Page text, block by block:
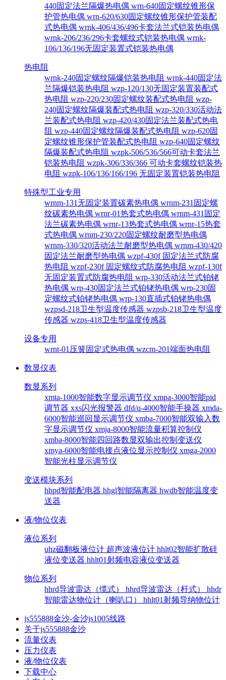
440固定法兰隔爆热电偶 wrn-640固定螺纹锥形保
护管热电偶 wrn-620/630固定螺纹锥形保护管装配
式热电偶 wrnk-406/436/496卡套法兰式铠装热电偶
wrnk-206/236/296卡套螺纹式铠装热电偶 wrnk-
106/136/196无固定装置式铠装热电偶
热电阻
wrnk-240固定螺纹隔爆铠装热电阻 wrnk-440固定法
兰隔爆铠装热电阻 wzp-120/130无固定装置装配式
热电阻 wzp-220/230固定螺纹装配式热电阻 wzp-
240固定螺纹隔爆装配式热电阻 wzp-320/330活动法
兰装配式热电阻 wzp-420/430固定法兰装配式热电
阻 wzp-440固定螺纹隔爆装配式热电阻 wzp-620固
定螺纹锥形保护管装配式热电阻 wzp-640固定螺纹
隔爆装配式热电阻 wzpk-506/536/566可动卡套法兰
铠装热电阻 wzpk-306/336/366 可动卡套螺纹铠装热
电阻 wzpk-106/136/166/196 无固定装置铠装热电阻
特殊型工业专用
wrnm-131无固定装置碳素热电偶 wrnm-231固定螺
纹碳素热电偶 wrnr-01热套式热电偶 wrnm-431固定
法兰碳素热电偶 wrnr-13热套式热电偶 wrnr-15热套
式热电偶 wrnm-230/220固定螺纹耐磨型热电偶
wrnm-330/320活动法兰耐磨型热电偶 wrnm-430/420
固定法兰耐磨型热电偶 wzpf-430f 固定法兰式防腐
热电阻 wzpf-230f 固定螺纹式防腐热电阻 wzpf-130f
无固定装置式防腐热电阻 wrp-330活动法兰式铂铑
热电偶 wrp-430固定法兰式铂铑热电偶 wrp-230固
定螺纹式铂铑热电偶 wrp-130直插式铂铑热电偶
wzpsd-218卫生型温度传感器 wzpsb-218卫生型温度
传感器 wzps-418卫生型温度传感器
设备专用
wrnt-01压簧固定式热电偶 wzcm-201端面热电阻
数显仪表
数显系列
xmta-1000智能数字显示调节仪 xmpa-3000智能pid
调节器 xxs闪光报警器 dfd/q-4000智能手操器 xmda-
6000智能巡回显示调节仪 xmba-7000智能双输入数
字显示调节仪 xmja-8000智能流量积算控制仪
xmba-8000智能四回路数显双输出控制变送仪
xmya-6000智能电接点液位显示控制仪 xmga-2000
智能光柱显示调节仪
变送模块系列
hhpd智能配电器 hhgl智能隔离器 hwdb智能温度变
送器
液/物位仪表
液位系列
uhz磁翻板液位计 超声波液位计 hhlt02智能扩散硅
液位变送器 hhlt01射频电容液位变送器
物位系列
hhrd导波雷达（缆式） hhrd导波雷达（杆式） hhdr
智能雷达物位计（喇叭口） hhlt01射频导纳物位计
js555888金沙-金沙js1005线路
关于js555888金沙
流量仪表
压力仪表
液/物位仪表
下载中心